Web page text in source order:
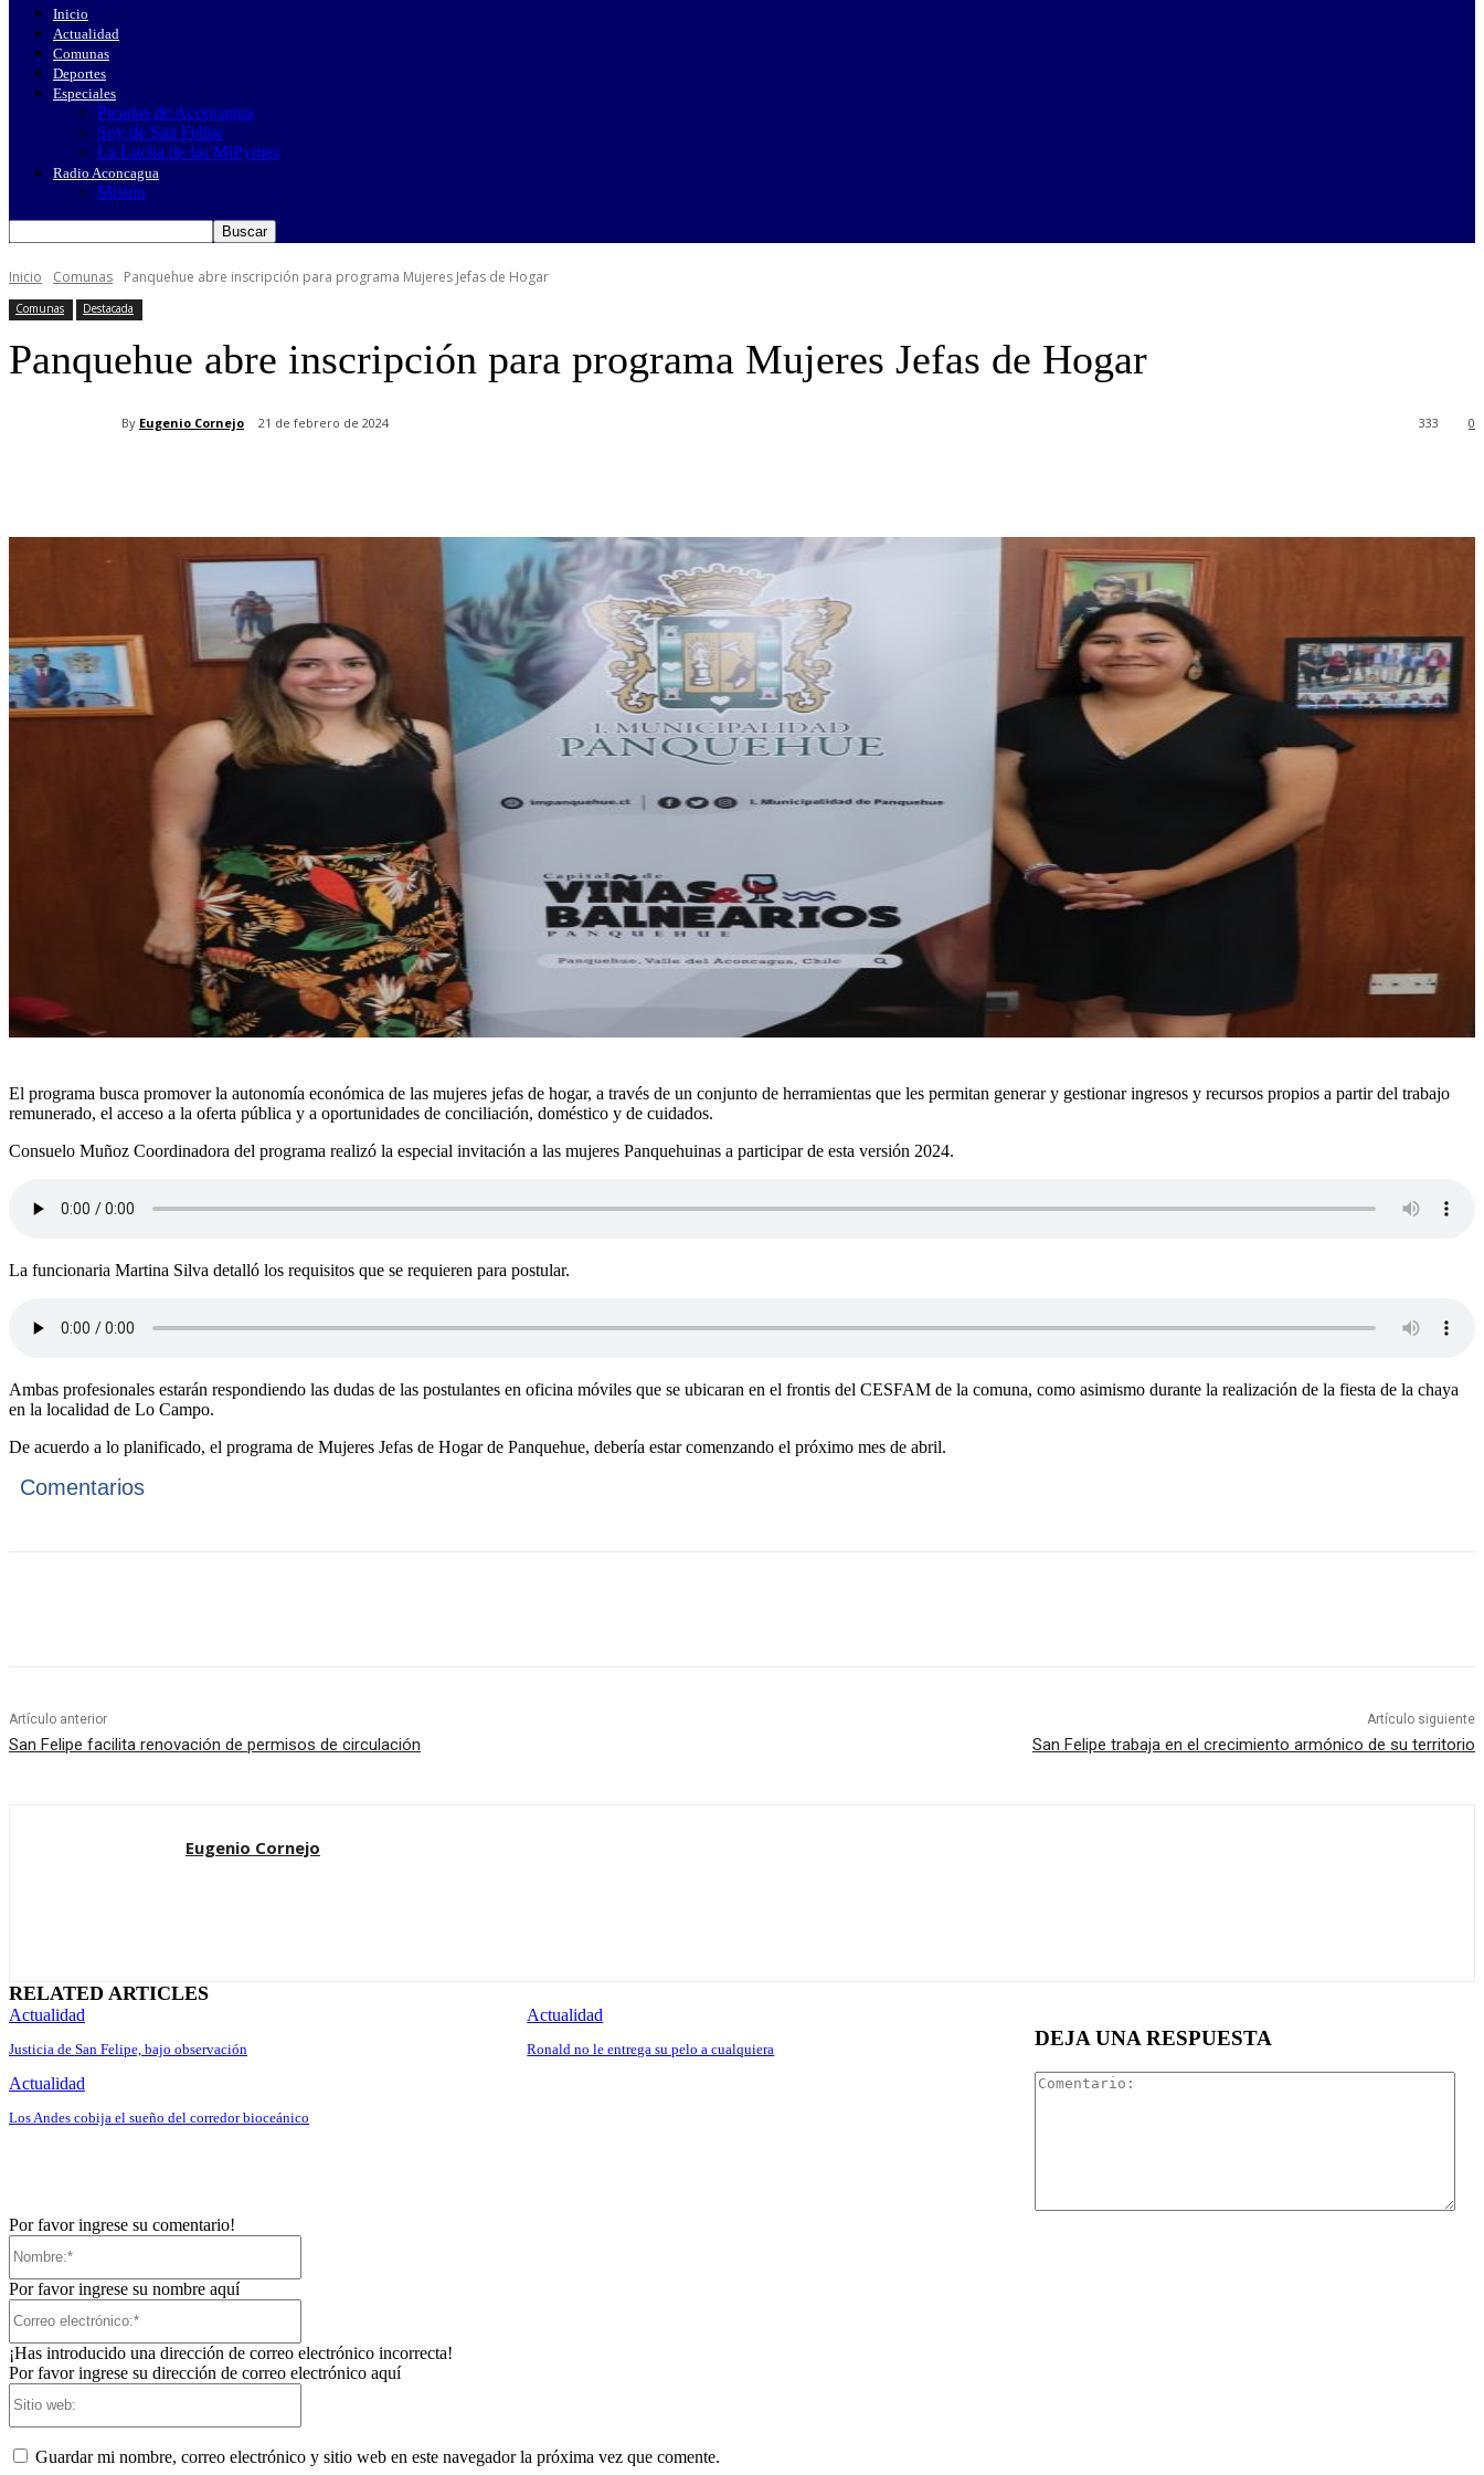
Inicio
Actualidad
Comunas
Deportes
Especiales
Picadas de Aconcagua
Soy de San Felipe
La Lucha de las MiPymes
Radio Aconcagua
Misión
Inicio Comunas Panquehue abre inscripción para programa Mujeres Jefas de Hogar
Comunas Destacada
Panquehue abre inscripción para programa Mujeres Jefas de Hogar
By Eugenio Cornejo 21 de febrero de 2024 0
333
El programa busca promover la autonomía económica de las mujeres jefas de hogar, a través de un conjunto de herramientas que les permitan generar y gestionar ingresos y recursos propios a partir del trabajo
remunerado, el acceso a la oferta pública y a oportunidades de conciliación, doméstico y de cuidados.
Consuelo Muñoz Coordinadora del programa realizó la especial invitación a las mujeres Panquehuinas a participar de esta versión 2024.
La funcionaria Martina Silva detalló los requisitos que se requieren para postular.
Ambas profesionales estarán respondiendo las dudas de las postulantes en oficina móviles que se ubicaran en el frontis del CESFAM de la comuna, como asimismo durante la realización de la fiesta de la chaya
en la localidad de Lo Campo.
De acuerdo a lo planificado, el programa de Mujeres Jefas de Hogar de Panquehue, debería estar comenzando el próximo mes de abril.
Comentarios
Artículo anterior
San Felipe facilita renovación de permisos de circulación
Artículo siguiente
San Felipe trabaja en el crecimiento armónico de su territorio
Eugenio Cornejo
RELATED ARTICLES
Actualidad
Justicia de San Felipe, bajo observación
Actualidad
Ronald no le entrega su pelo a cualquiera
Actualidad
Los Andes cobija el sueño del corredor bioceánico
DEJA UNA RESPUESTA
Por favor ingrese su comentario!
Por favor ingrese su nombre aquí
¡Has introducido una dirección de correo electrónico incorrecta!
Por favor ingrese su dirección de correo electrónico aquí
Guardar mi nombre, correo electrónico y sitio web en este navegador la próxima vez que comente.